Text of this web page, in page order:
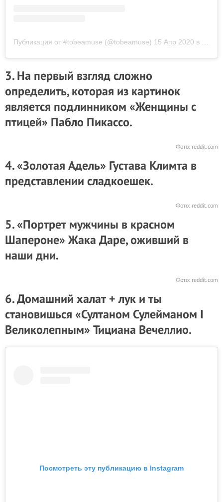
Публикация от #tobeamuse (@tobeamuse) 15 Апр 2020 в 5:29 PDT
3. На первый взгляд сложно
определить, которая из картинок
является подлинником «Женщины с
птицей» Пабло Пикассо.
Фото: reddit.com
4. «Золотая Адель» Густава Климта в
представлении сладкоешек.
Фото: reddit.com
5. «Портрет мужчины в красном
Шапероне» Жака Даре, оживший в
наши дни.
Фото: reddit.com
6. Домашний халат + лук и ты
становишься «Султаном Сулейманом I
Великолепным» Тициана Вечеллио.
Посмотреть эту публикацию в Instagram